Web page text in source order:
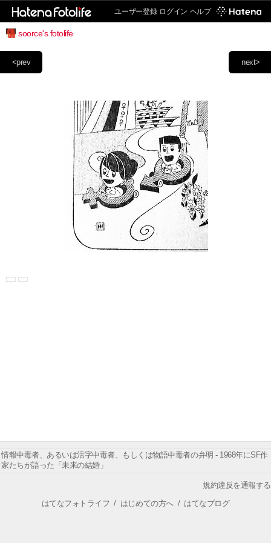
ユーザー登録 ログイン ヘルプ
soorce's fotolife
next>
<prev
情報中毒者、あるいは活字中毒者、もしくは物語中毒者の弁明 - 1968年にSF作
家たちが語った「未来の結婚」
規約違反を通報する
はてなフォトライフ / はじめての方へ/ はてなブログ